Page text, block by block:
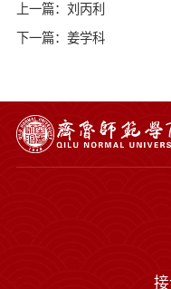
上一篇：刘丙利
下一篇：姜学科